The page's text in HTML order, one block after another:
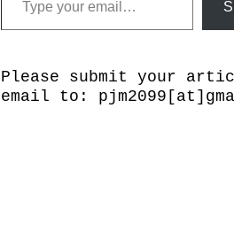
Please submit your
email to: